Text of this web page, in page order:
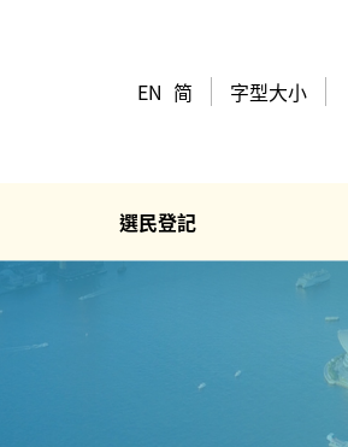
EN 简 字型大小
選民登記